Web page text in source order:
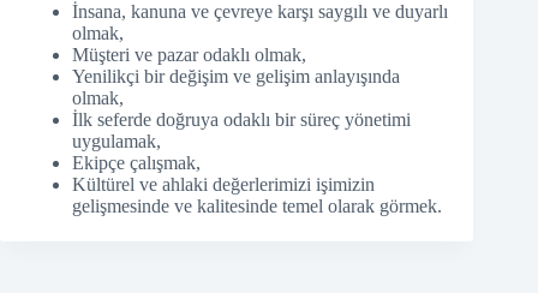
İnsana, kanuna ve çevreye karşı saygılı ve duyarlı
olmak,
Müşteri ve pazar odaklı olmak,
Yenilikçi bir değişim ve gelişim anlayışında
olmak,
İlk seferde doğruya odaklı bir süreç yönetimi
uygulamak,
Ekipçe çalışmak,
Kültürel ve ahlaki değerlerimizi işimizin
gelişmesinde ve kalitesinde temel olarak görmek.